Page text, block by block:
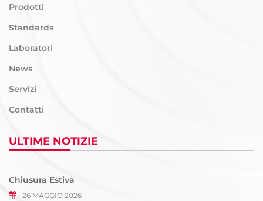
Prodotti
Standards
Laboratori
News
Servizi
Contatti
ULTIME NOTIZIE
Chiusura Estiva
26 MAGGIO 2026